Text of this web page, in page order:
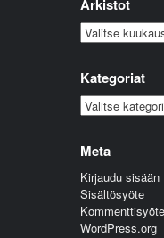
Arkistot
Arkistot
Kategoriat
Kategoriat
Meta
Kirjaudu sisään
Sisältösyöte
Kommenttisyöte
WordPress.org